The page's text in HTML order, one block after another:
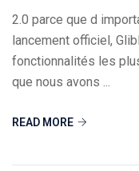
2.0 parce que d
lancement officiel,
fonctionnalités les
que nous avons ...
READ MORE